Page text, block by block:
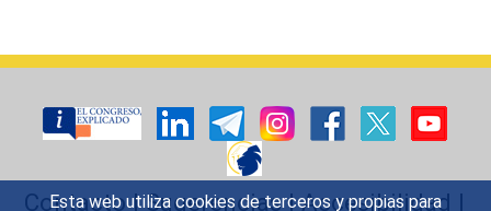
Esta web utiliza cookies de terceros y propias para
Contacto|Sugerencias|Accesibilidad |